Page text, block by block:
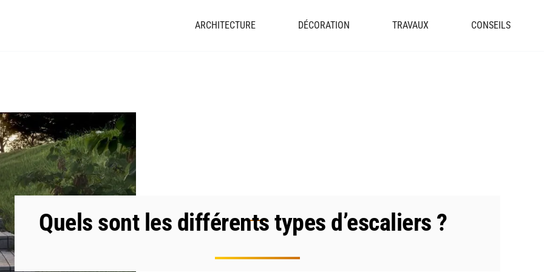
ARCHITECTURE DÉCORATION TRAVAUX CONSEILS
Quels sont les différents types d’escaliers ?